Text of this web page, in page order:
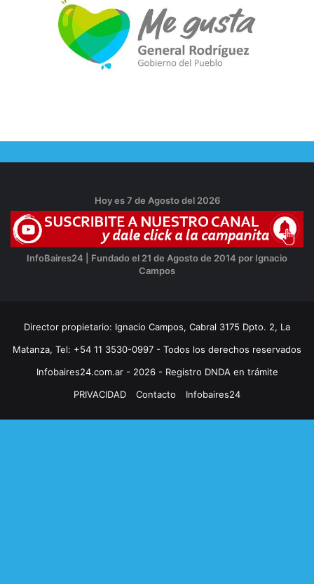
Hoy es 7 de Agosto del 2026
InfoBaires24 | Fundado el 21 de Agosto de 2014 por Ignacio
Campos
Director propietario: Ignacio Campos, Cabral 3175 Dpto. 2, La
Matanza, Tel: +54 11 3530-0997 - Todos los derechos reservados
Infobaires24.com.ar - 2026 - Registro DNDA en trámite
PRIVACIDAD
Contacto Infobaires24